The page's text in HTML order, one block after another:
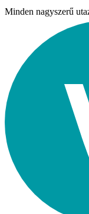
Minden nagyszerű